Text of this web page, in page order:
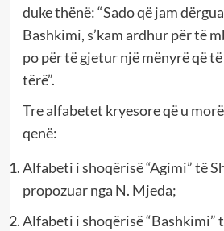
duke thënë: “Sado që jam
Bashkimi, s’kam ardhur për të
po për të gjetur një mënyrë që
tërë”.
Tre alfabetet kryesore që u
qenë:
Alfabeti i shoqërisë “Agimi” të
propozuar nga N. Mjeda;
Alfabeti i shoqërisë “Bashkimi”